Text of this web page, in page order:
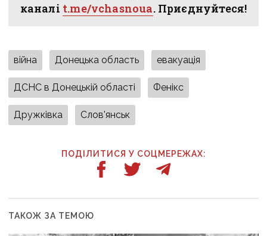
каналі t.me/vchasnoua. Приєднуйтеся!
війна Донецька область евакуація
ДСНС в Донецькій області Фенікс
Дружківка Слов'янськ
ПОДІЛИТИСЯ У СОЦМЕРЕЖАХ:
ТАКОЖ ЗА ТЕМОЮ